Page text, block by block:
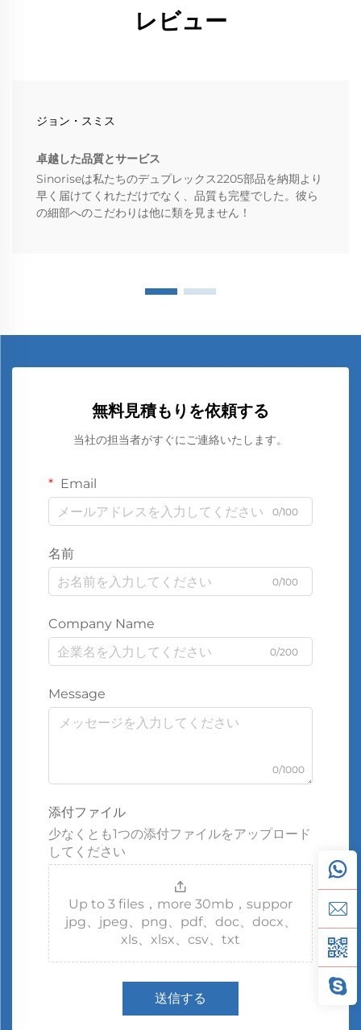
レビュー
ジョン・スミス
卓越した品質とサービス
Sinoriseは私たちのデュプレックス2205部品を納期より
早く届けてくれただけでなく、品質も完璧でした。彼ら
の細部へのこだわりは他に類を見ません！
無料見積もりを依頼する
当社の担当者がすぐにご連絡いたします。
Email
0/100
名前
0/100
Company Name
0/200
Message
0/1000
添付ファイル
少なくとも1つの添付ファイルをアップロード
してください
Up to 3 files，more 30mb，suppor
jpg、jpeg、png、pdf、doc、docx、
xls、xlsx、csv、txt
送信する